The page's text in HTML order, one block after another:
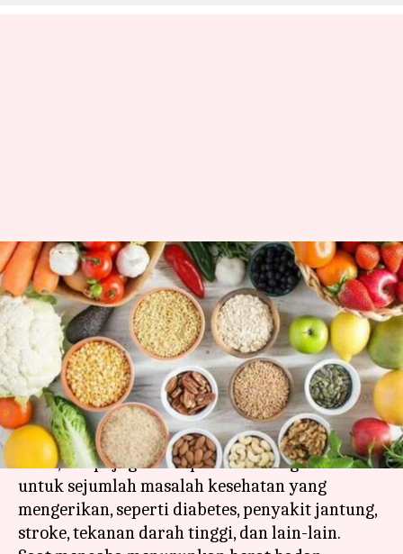
#HealthBytes: 5 makanan
berserat untuk mengurangi
lemak perut
menulis Handoko Mar 06, 2023 12:51 pm
Apa ceritanya
Lemak perut tidak hanya terlihat buruk bagi
Anda, tetapi juga merupakan undangan virtual
untuk sejumlah masalah kesehatan yang
mengerikan, seperti diabetes, penyakit jantung,
stroke, tekanan darah tinggi, dan lain-lain.